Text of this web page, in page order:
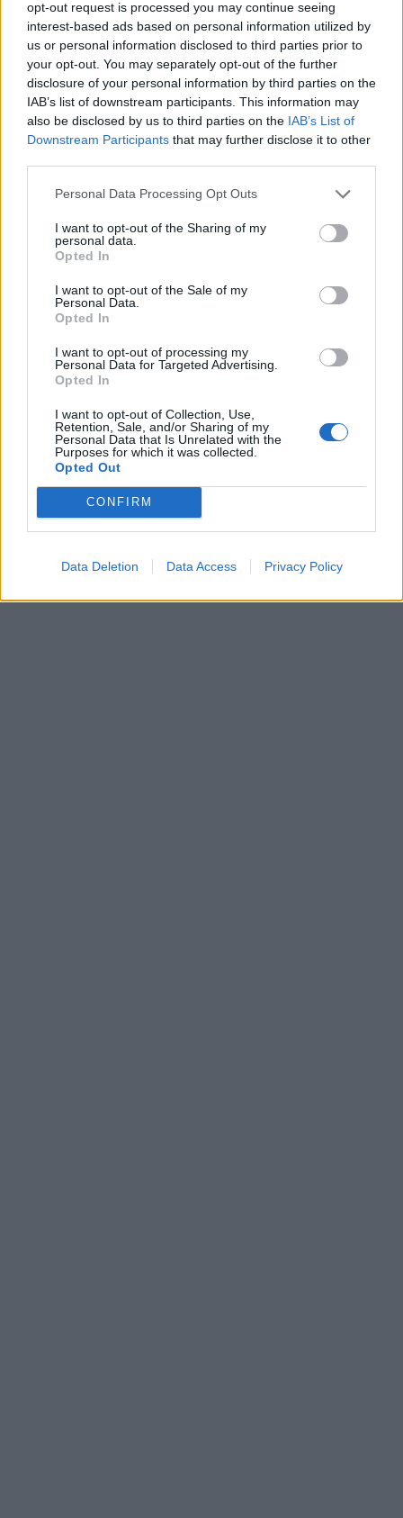
opt-out request is processed you may continue seeing
interest-based ads based on personal information utilized by
us or personal information disclosed to third parties prior to
your opt-out. You may separately opt-out of the further
disclosure of your personal information by third parties on the
IAB’s list of downstream participants. This information may
also be disclosed by us to third parties on the IAB’s List of
Downstream Participants that may further disclose it to other
Personal Data Processing Opt Outs
I want to opt-out of the Sharing of my
personal data.
Opted In
I want to opt-out of the Sale of my
Personal Data.
Opted In
I want to opt-out of processing my
Personal Data for Targeted Advertising.
Opted In
I want to opt-out of Collection, Use,
Retention, Sale, and/or Sharing of my
Personal Data that Is Unrelated with the
Purposes for which it was collected.
Opted Out
CONFIRM
Data Deletion Data Access Privacy Policy